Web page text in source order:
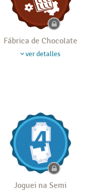
Fábrica de Chocolate
ver detalles
Joguei na Semi